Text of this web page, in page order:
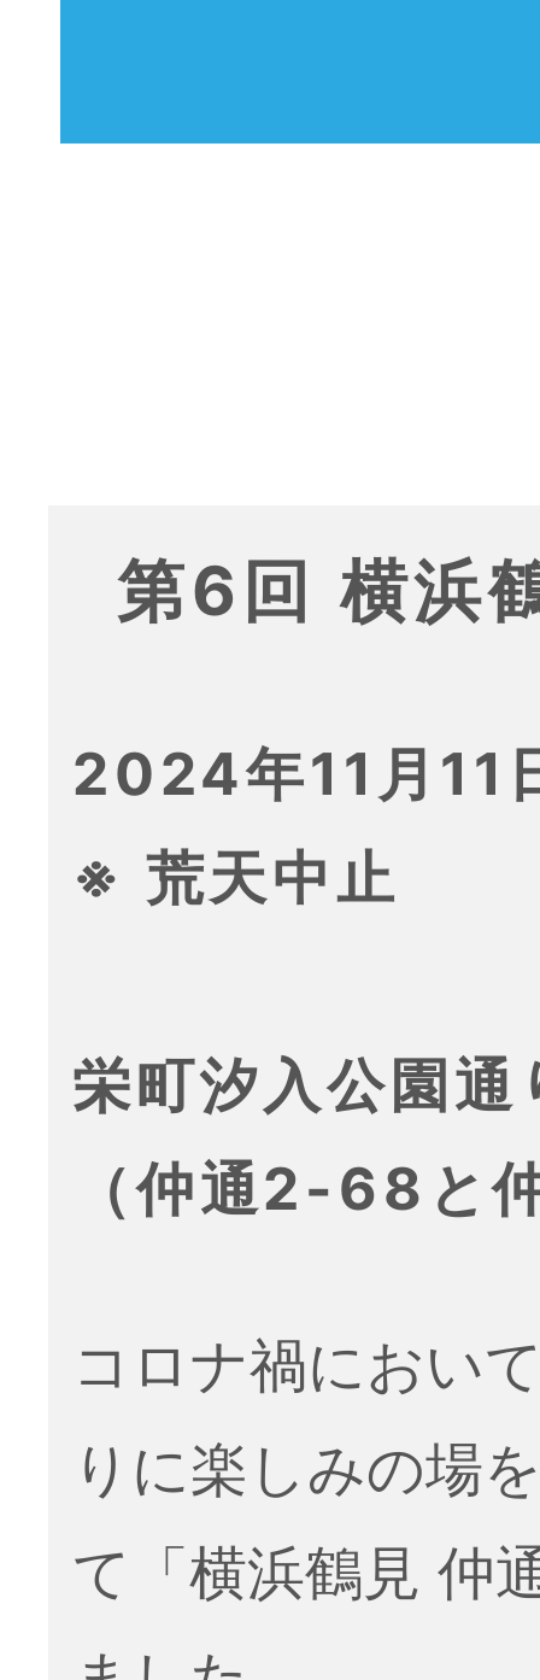
第6回 横浜
2024年11月
※ 荒天中止
栄町汐入公園通
（仲通2-68と
コロナ禍におい
りに楽しみの場
て「横浜鶴見 仲